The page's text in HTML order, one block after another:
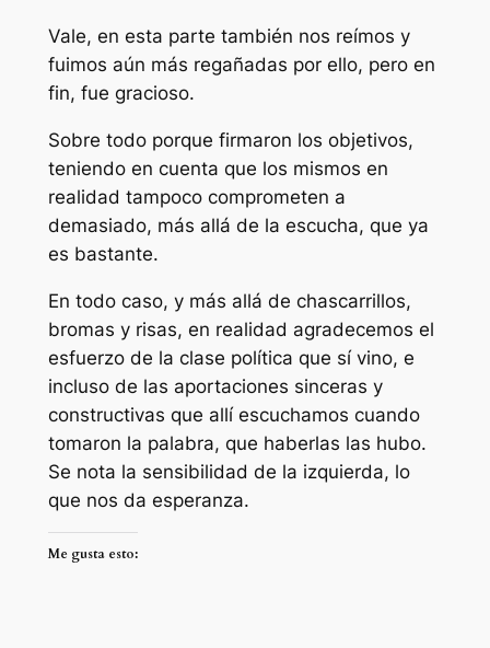
Vale, en esta parte también nos reímos y
fuimos aún más regañadas por ello, pero en
fin, fue gracioso.
Sobre todo porque firmaron los objetivos,
teniendo en cuenta que los mismos en
realidad tampoco comprometen a
demasiado, más allá de la escucha, que ya
es bastante.
En todo caso, y más allá de chascarrillos,
bromas y risas, en realidad agradecemos el
esfuerzo de la clase política que sí vino, e
incluso de las aportaciones sinceras y
constructivas que allí escuchamos cuando
tomaron la palabra, que haberlas las hubo.
Se nota la sensibilidad de la izquierda, lo
que nos da esperanza.
Me gusta esto: